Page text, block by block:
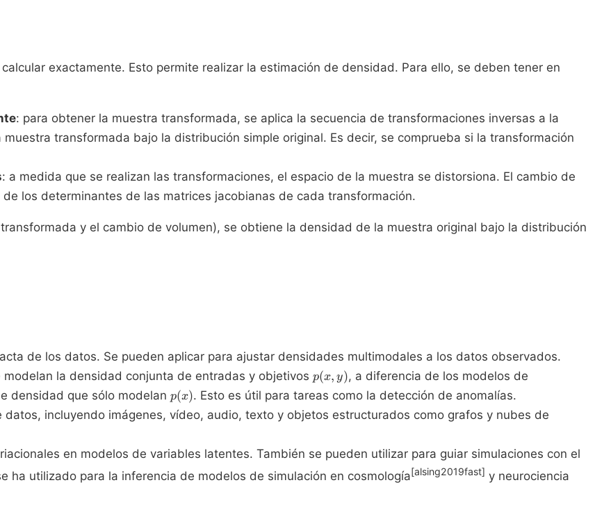
exactamente. Esto permite realizar la estimación de densidad. Para ello, se deben tener en
: para obtener la muestra transformada, se aplica la secuencia de transformaciones inversas a la
transformada bajo la distribución simple original. Es decir, se comprueba si la transformación
: a medida que se realizan las transformaciones, el espacio de la muestra se distorsiona. El cambio de
los determinantes de las matrices jacobianas de cada transformación.
y el cambio de volumen), se obtiene la densidad de la muestra original bajo la distribución
de los datos. Se pueden aplicar para ajustar densidades multimodales a los datos observados.
la densidad conjunta de entradas y objetivos p(x,
y)
p(x, y), a diferencia de los modelos de
densidad que sólo modelan p(x)
p(x). Esto es útil para tareas como la detección de anomalías.
incluyendo imágenes, vídeo, audio, texto y objetos estructurados como grafos y nubes de
en modelos de variables latentes. También se pueden utilizar para guiar simulaciones con el
ha utilizado para la inferencia de modelos de simulación en cosmología[alsing2019fast] y neurociencia